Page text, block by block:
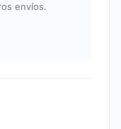
envíos.